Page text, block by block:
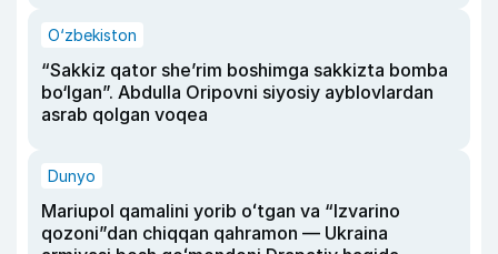
O‘zbekiston
“Sakkiz qator she’rim boshimga sakkizta bomba
bo‘lgan”. Abdulla Oripovni siyosiy ayblovlardan
asrab qolgan voqea
Dunyo
Mariupol qamalini yorib oʻtgan va “Izvarino
qozoni”dan chiqqan qahramon — Ukraina